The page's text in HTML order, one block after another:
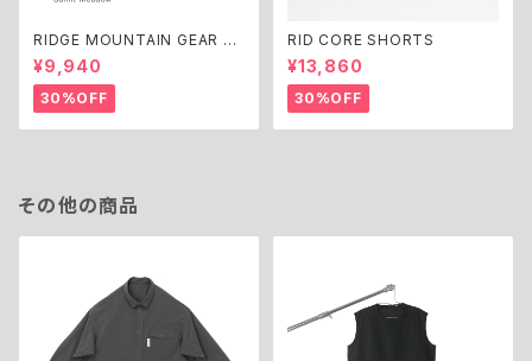
RIDGE MOUNTAIN GEAR M
erino Basic Tee Short Slee
ve
¥9,940
30%OFF
RID CORE SHORTS
¥13,860
30%OFF
その他の商品